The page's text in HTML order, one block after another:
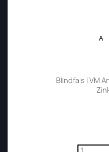
Blindfals I VM